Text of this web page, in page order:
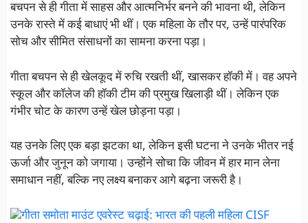
बचपन से ही गीता में साहस और आत्मनिर्भर बनने की भावना थी, लेकिन
उनके रास्ते में कई बाधाएं भी थीं। एक महिला के तौर पर, उन्हें पारंपरिक
सोच और सीमित संसाधनों का सामना करना पड़ा।
गीता बचपन से ही खेलकूद में रुचि रखती थीं, खासकर हॉकी में। वह अपने
स्कूल और कॉलेज की हॉकी टीम की प्रमुख खिलाड़ी थीं। लेकिन एक
गंभीर चोट के कारण उन्हें खेल छोड़ना पड़ा।
यह उनके लिए एक बड़ा झटका था, लेकिन इसी घटना ने उनके भीतर नई
ऊर्जा और जुनून को जगाया। उन्होंने सोचा कि जीवन में हार मान लेना
समाधान नहीं, बल्कि नए लक्ष्य बनाकर आगे बढ़ना जरूरी है।